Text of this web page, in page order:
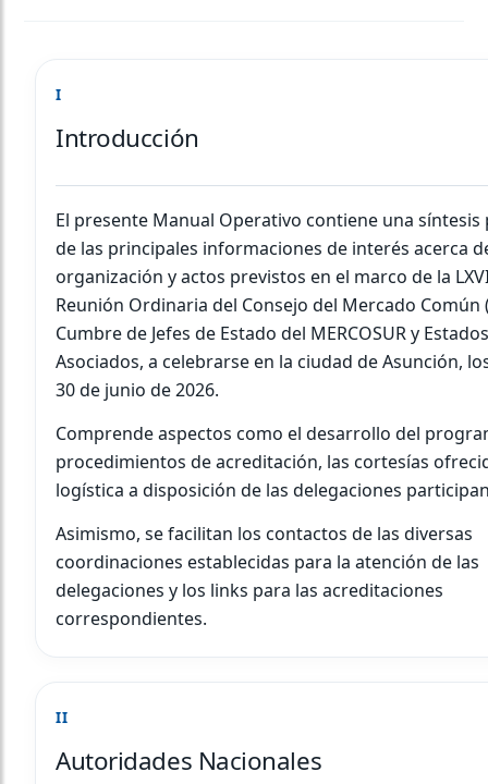
I
Introducción
El presente Manual Operativo contiene una
de las principales informaciones de interés acerca
organización y actos previstos en el marco de la
Reunión Ordinaria del Consejo del Mercado Común
Cumbre de Jefes de Estado del MERCOSUR y Estados
Asociados, a celebrarse en la ciudad de Asunción,
30 de junio de 2026.
Comprende aspectos como el desarrollo del
procedimientos de acreditación, las cortesías
logística a disposición de las delegaciones
Asimismo, se facilitan los contactos de las diversas
coordinaciones establecidas para la atención de las
delegaciones y los links para las acreditaciones
correspondientes.
II
Autoridades Nacionales